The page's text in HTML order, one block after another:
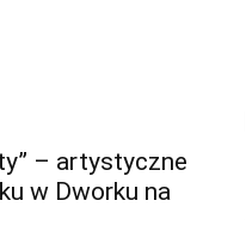
– artystyczne
w Dworku na